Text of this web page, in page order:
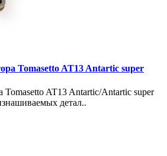
Tomasetto AT13 Antartic super
Tomasetto AT13 Antartic/Antartic super
детал..